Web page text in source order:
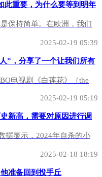
此重要，为什么要等到明年
保持简单。在欧洲，我们
2025-02-19 05:39
”，分享了一个让我们所有
电视剧《白莲花》（the
2025-02-19 05:19
新高，需要对原因进行调
据显示，2024年自杀的小
2025-02-18 18:19
准备回到投手丘